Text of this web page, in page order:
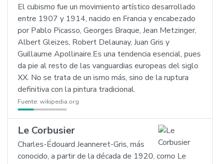
El cubismo fue un movimiento artístico desarrollado
entre 1907 y 1914, nacido en Francia y encabezado
por Pablo Picasso, Georges Braque, Jean Metzinger,
Albert Gleizes, Robert Delaunay, Juan Gris y
Guillaume Apollinaire.Es una tendencia esencial, pues
da pie al resto de las vanguardias europeas del siglo
XX. No se trata de un ismo más, sino de la ruptura
definitiva con la pintura tradicional.
Fuente: wikipedia.org
Le Corbusier
Charles-Édouard Jeanneret-Gris, más
conocido, a partir de la década de 1920, como Le